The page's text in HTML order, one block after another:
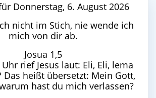
Donnerstag, 6. August 2026
nicht im Stich, nie wende ich
mich von dir ab.
Josua 1,5
rief Jesus laut: Eli, Eli, lema
Das heißt übersetzt: Mein Gott,
hast du mich verlassen?